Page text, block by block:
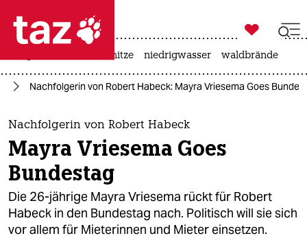
 taz zahl ich
taz zahl ich
themen
politik
öko
gesellschaft

taz zahl ich
hitze niedrigwasser waldbrände
Nachfolgerin von Robert Habeck: Mayra Vriesema Goes
Nachfolgerin von Robert Habeck
Mayra Vriesema Goes
Bundestag
Die 26-jährige Mayra Vriesema rückt für Robert
Habeck in den Bundestag nach. Politisch will sie sich
vor allem für Mieterinnen und Mieter einsetzen.